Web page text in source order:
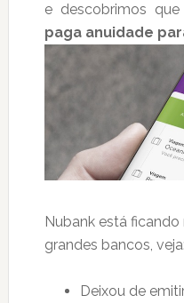
e descobrimos
paga anuidade
Nubank está
grandes bancos, veja:
Deixou de